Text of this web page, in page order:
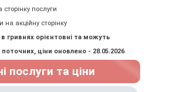
сторінку послуги
на акційну сторінку
в гривнях орієнтовні та можуть
поточних, ціни оновлено - 28.05.2026
послуги та ціни